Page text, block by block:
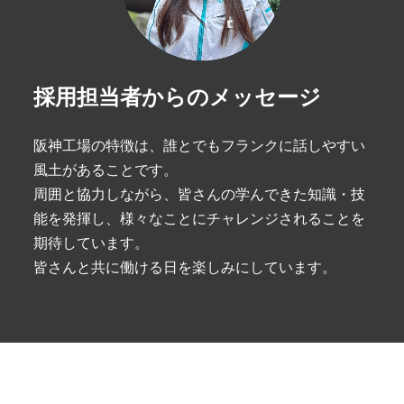
採用担当者からのメッセージ
阪神工場の特徴は、誰とでもフランクに話しやすい
風土があることです。
周囲と協力しながら、皆さんの学んできた知識・技
能を発揮し、様々なことにチャレンジされることを
期待しています。
皆さんと共に働ける日を楽しみにしています。